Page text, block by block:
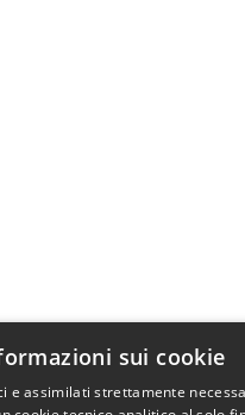
sui cookie
e assimilati strettamente